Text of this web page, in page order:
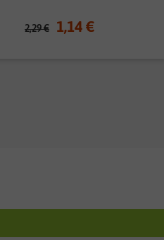
2,29 € 1,14 €